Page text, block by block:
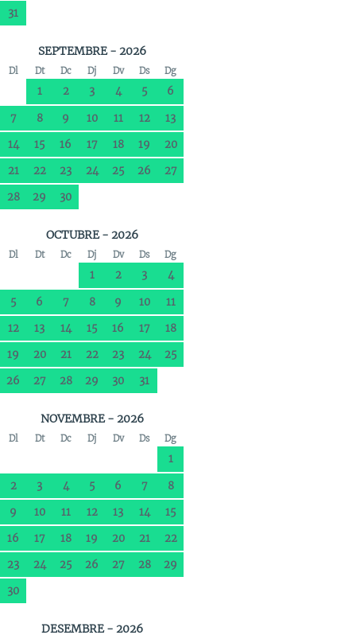
31
SEPTEMBRE - 2026
Dl Dt Dc Dj Dv Ds Dg
1 2 3 4 5
6
7
8 9 10 11 12
13
14
15 16 17 18 19
20
21
22 23 24 25 26
27
28
29 30
OCTUBRE - 2026
Dl Dt Dc Dj Dv Ds Dg
1 2 3
4
5
6 7 8 9 10
11
12
13 14 15 16 17
18
19
20 21 22 23 24
25
26
27 28 29 30 31
NOVEMBRE - 2026
Dl Dt Dc Dj Dv Ds Dg
1
2
3 4 5 6 7
8
9
10 11 12 13 14
15
16
17 18 19 20 21
22
23
24 25 26 27 28
29
30
DESEMBRE - 2026